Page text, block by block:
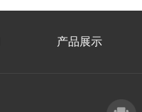
产品展示